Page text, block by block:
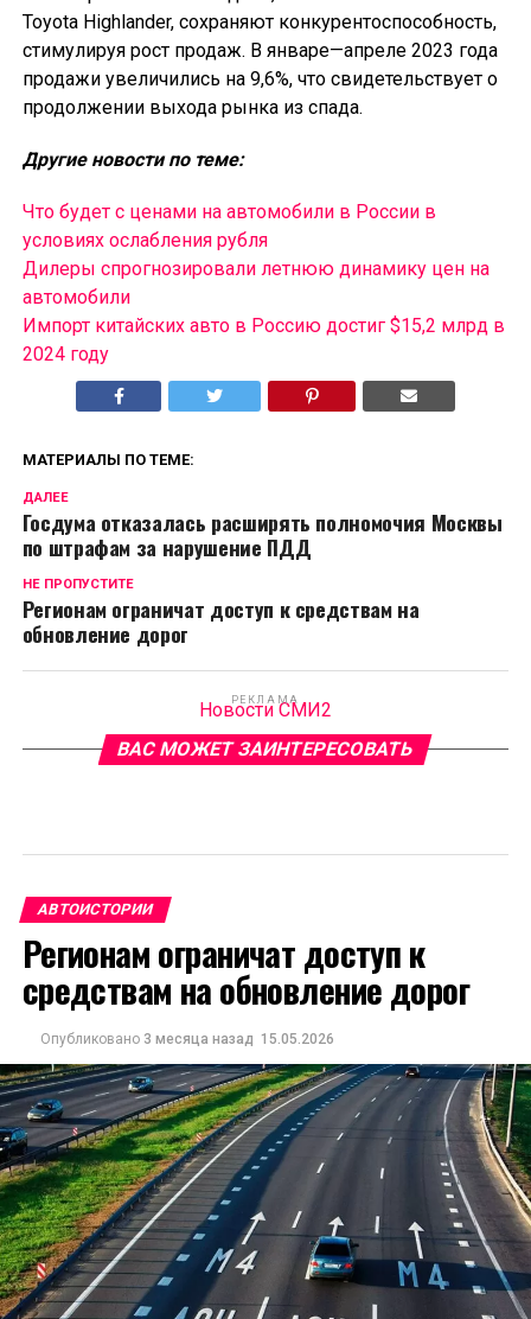
Toyota Highlander, сохраняют конкурентоспособность,
стимулируя рост продаж. В январе—апреле 2023 года
продажи увеличились на 9,6%, что свидетельствует о
продолжении выхода рынка из спада.
Другие новости по теме:
Что будет с ценами на автомобили в России в
условиях ослабления рубля
Дилеры спрогнозировали летнюю динамику цен на
автомобили
Импорт китайских авто в Россию достиг $15,2 млрд в
2024 году
МАТЕРИАЛЫ ПО ТЕМЕ:
ДАЛЕЕ
Госдума отказалась расширять полномочия Москвы
по штрафам за нарушение ПДД
НЕ ПРОПУСТИТЕ
Регионам ограничат доступ к средствам на
обновление дорог
РЕКЛАМА
Новости СМИ2
ВАС МОЖЕТ ЗАИНТЕРЕСОВАТЬ
АВТОИСТОРИИ
Регионам ограничат доступ к
средствам на обновление дорог
Опубликовано 3 месяца назад 15.05.2026